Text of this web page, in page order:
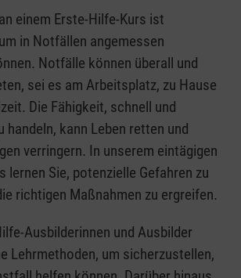
einem Erste-Hilfe-Kurs ist
in Notfällen angemessen
Notfälle können überall und
sei es am Arbeitsplatz, zu Hause
Die Fähigkeit, schnell und
handeln, kann Leben retten und
verringern. In unserem eintägigen
lernen Sie, potenzielle Gefahren zu
richtigen Maßnahmen zu ergreifen.
Ausbilderinnen und Ausbilder
Lehrmethoden, um sicherzustellen,